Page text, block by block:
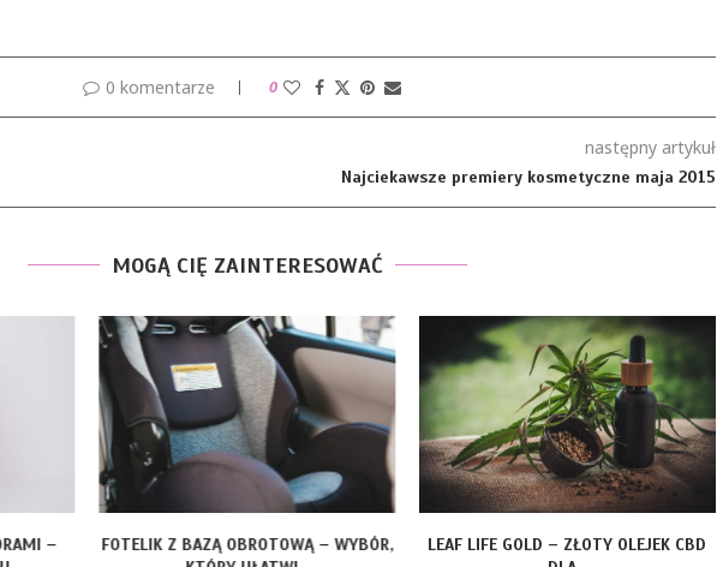
0 komentarze 0
następny artykuł
Najciekawsze premiery kosmetyczne maja 2015
MOGĄ CIĘ ZAINTERESOWAĆ
–
FOTELIK Z BAZĄ OBROTOWĄ – WYBÓR,
LEAF LIFE GOLD – ZŁOTY OLEJEK CBD